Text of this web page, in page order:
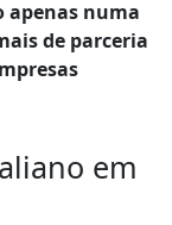
apenas numa
de parceria
em